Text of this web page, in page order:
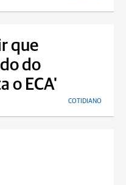
que
do
o ECA'
COTIDIANO